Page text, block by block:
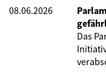
08.06.2026
Das